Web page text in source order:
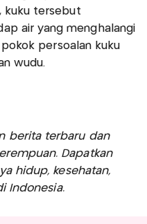
kuku tersebut
air yang menghalangi
persoalan kuku
wudu.
berita terbaru dan
Dapatkan
hidup, kesehatan,
Indonesia.